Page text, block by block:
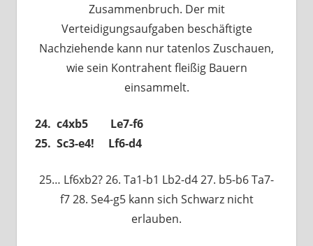
Zusammenbruch. Der mit
Verteidigungsaufgaben beschäftigte
Nachziehende kann nur tatenlos Zuschauen,
wie sein Kontrahent fleißig Bauern
einsammelt.
24. c4xb5 Le7-f6
25. Sc3-e4! Lf6-d4
25… Lf6xb2? 26. Ta1-b1 Lb2-d4 27. b5-b6 Ta7-
f7 28. Se4-g5 kann sich Schwarz nicht
erlauben.